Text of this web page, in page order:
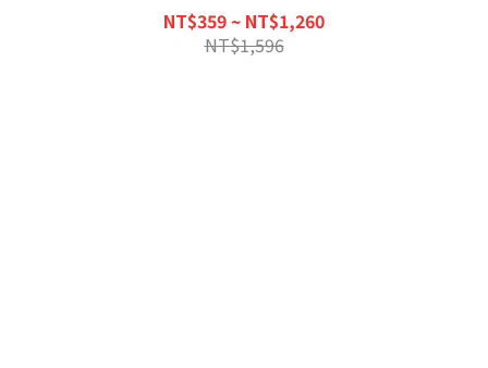
NT$359 ~ NT$1,260
NT$1,596